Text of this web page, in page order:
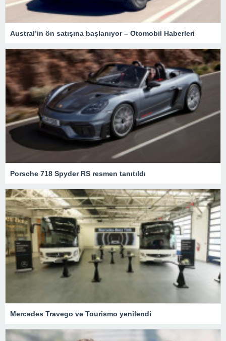
Austral’in ön satışına başlanıyor – Otomobil Haberleri
Porsche 718 Spyder RS resmen tanıtıldı
Mercedes Travego ve Tourismo yenilendi